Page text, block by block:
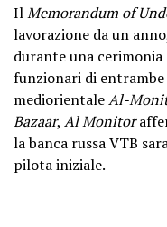
IlMemorandum of
lavorazione da un
durante una cerimonia
funzionari di
mediorientaleAl-
Bazaar, Al Monitor
la banca russa VTB
pilota iniziale.